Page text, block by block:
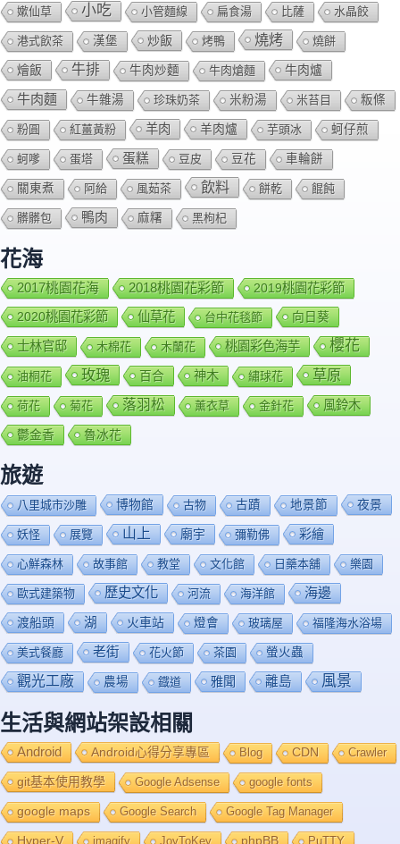
嫰仙草 小吃 小管麵線 扁食湯 比薩 水晶餃
港式飲茶 漢堡 炒飯 烤鴨 燒烤 燒餅
燴飯 牛排 牛肉炒麵 牛肉熗麵 牛肉爐
牛肉麵 牛雜湯 珍珠奶茶 米粉湯 米苔目 粄條
粉圓 紅薑黃粉 羊肉 羊肉爐 芋頭冰 蚵仔煎
蚵嗲 蛋塔 蛋糕 豆皮 豆花 車輪餅
關東煮 阿給 風茹茶 飲料 餅乾 餛飩
髒髒包 鴨肉 麻糬 黑枸杞
花海
2017桃園花海 2018桃園花彩節
2019桃園花彩節
2020桃園花彩節
仙草花 台中花毯節 向日葵
士林官邸 木棉花 木蘭花 桃園彩色海芋 櫻花
油桐花 玫瑰 百合 神木 繡球花 草原
荷花 菊花 落羽松 薰衣草 金針花 風鈴木
鬱金香 魯冰花
旅遊
八里城市沙雕 博物館 古物 古蹟 地景節 夜景
妖怪 展覽 山上 廟宇 彌勒佛 彩繪
心鮮森林 故事館 教堂 文化館 日藥本舖 樂園
歐式建築物 歷史文化 河流 海洋館 海邊
渡船頭 湖 火車站 燈會 玻璃屋 福隆海水浴場
美式餐廳 老街 花火節 茶園 螢火蟲
觀光工廠 農場 鐡道 雅聞 離島 風景
生活與網站架設相關
Android Android心得分享專區 Blog CDN Crawler
git基本使用教學 Google Adsense google fonts
google maps Google Search Google Tag Manager
Hyper-V imagify JoyToKey phpBB PuTTY